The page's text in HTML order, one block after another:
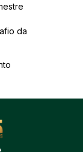
da